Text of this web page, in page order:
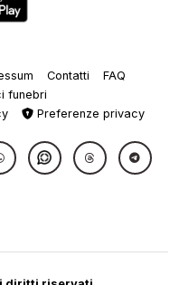
Contatti
FAQ
funebri
Preferenze privacy